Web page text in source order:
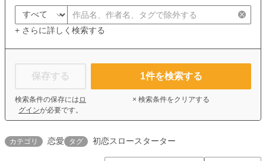
+ さらに詳しく検索する
保存する
検索条件の保存には ロ
グインが必要です。
1件を検索する
× 検索条件をクリアする
カテゴリ 恋愛 タグ 初恋スロースターター